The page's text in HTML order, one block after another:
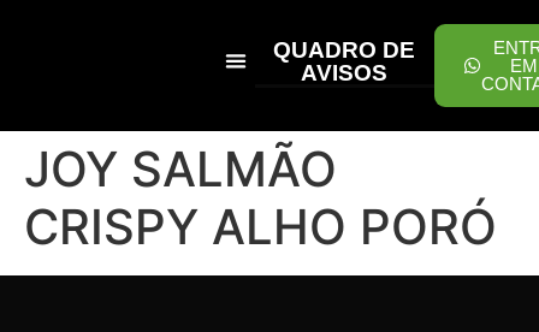
QUADRO DE
AVISOS
EM
JOY SALMÃO
CRISPY ALHO PORÓ